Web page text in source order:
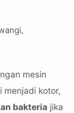
mesin
menjadi kotor,
bakteria jika